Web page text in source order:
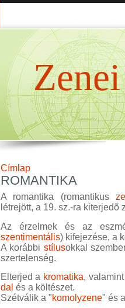
Címlap
ROMANTIKA
A romantika (romantikus
létrejött, a 19. sz.-ra
Az érzelmek és az
szentimentális) kifejezése, a
A korábbi stílusokkal
szertelenség.
Elterjed a kromatika,
dal és a költészet.
Szétválik a "komolyzene" és